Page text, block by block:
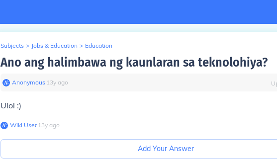
Subjects > Jobs & Education > Education
Ano ang halimbawa ng kaunlaran sa teknolohiya?
Anonymous∙ 13y ago
Ulol :)
Wiki User∙13y ago
Add Your Answer